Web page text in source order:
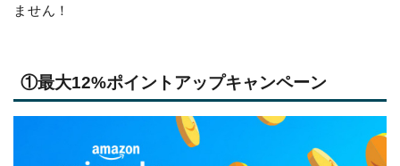
ません！
①最大12%ポイントアップキャンペーン